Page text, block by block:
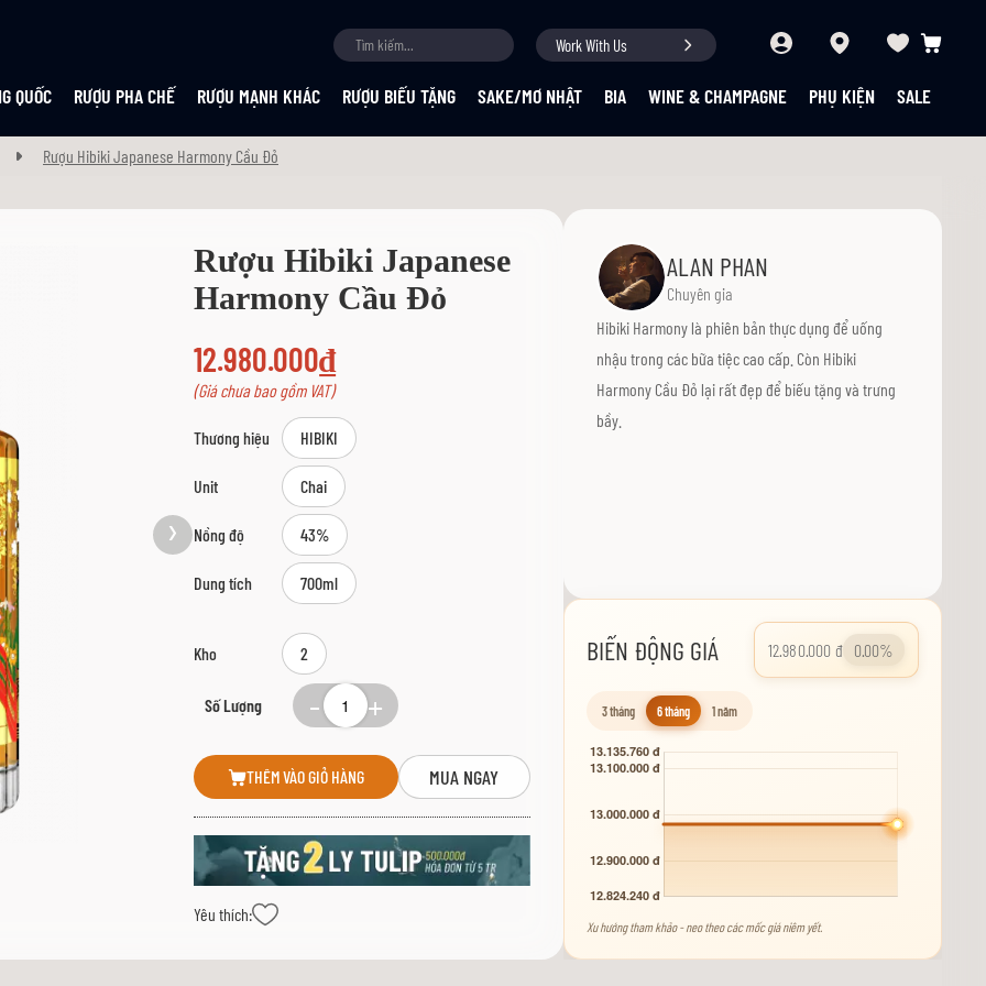
Work With Us
QUỐC RƯỢU PHA CHẾ RƯỢU MẠNH KHÁC RƯỢU BIẾU TẶNG SAKE/MƠ NHẬT BIA WINE & CHAMPAGNE PHỤ KIỆN SALE
Rượu Hibiki Japanese Harmony Cầu Đỏ
Rượu Hibiki Japanese
Harmony Cầu Đỏ
12.980.000₫
(Giá chưa bao gồm VAT)
Thương hiệu HIBIKI
Unit Chai
Nồng độ 43%
Dung tích 700ml
Kho 2
Số Lượng
THÊM VÀO GIỎ HÀNG MUA NGAY
Yêu thích:
ALAN PHAN
Chuyên gia
Hibiki Harmony là phiên bản thực dụng để uống
nhậu trong các bữa tiệc cao cấp. Còn Hibiki
Harmony Cầu Đỏ lại rất đẹp để biếu tặng và trưng
bầy.
BIẾN ĐỘNG GIÁ 12.980.000 đ 0.00%
3 tháng 6 tháng 1 năm
Xu hướng tham khảo - neo theo các mốc giá niêm yết.